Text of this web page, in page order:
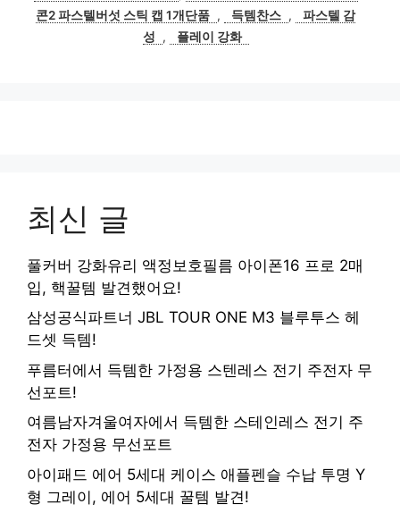
콘2 파스텔버섯 스틱 캡 1개단품 , 득템찬스 ,
파스텔 감
성
, 플레이 강화
최신 글
풀커버 강화유리 액정보호필름 아이폰16 프로 2매
입, 핵꿀템 발견했어요!
삼성공식파트너 JBL TOUR ONE M3 블루투스 헤
드셋 득템!
푸름터에서 득템한 가정용 스텐레스 전기 주전자 무
선포트!
여름남자겨울여자에서 득템한 스테인레스 전기 주
전자 가정용 무선포트
아이패드 에어 5세대 케이스 애플펜슬 수납 투명 Y
형 그레이, 에어 5세대 꿀템 발견!